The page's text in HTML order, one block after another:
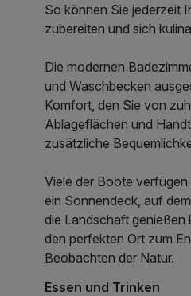
So können Sie jederzeit
zubereiten und sich
Die modernen
und Waschbecken
Komfort, den Sie von
Ablageflächen und
zusätzliche
Viele der Boote
ein Sonnendeck, auf
die Landschaft genießen
den perfekten Ort zum
Beobachten der Natur.
Essen und Trinken